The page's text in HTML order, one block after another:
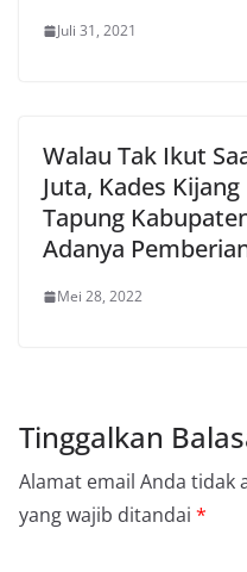
Juli 31, 2021
Walau Tak Ikut
Juta, Kades
Tapung
Adanya
Mei 28, 2022
Tinggalkan
Alamat email Anda tidak
yang wajib ditandai *